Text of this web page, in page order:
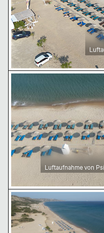
Luftaufnahme von
Luftaufnahme von
Luftaufnahme von